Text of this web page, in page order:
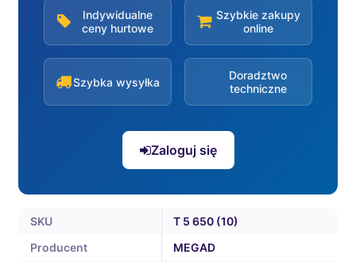
Indywidualne
ceny hurtowe
Szybkie zakupy
online
Szybka wysyłka
Doradztwo
techniczne
Zaloguj się
SKU
T 5 650 (10)
Producent
MEGAD